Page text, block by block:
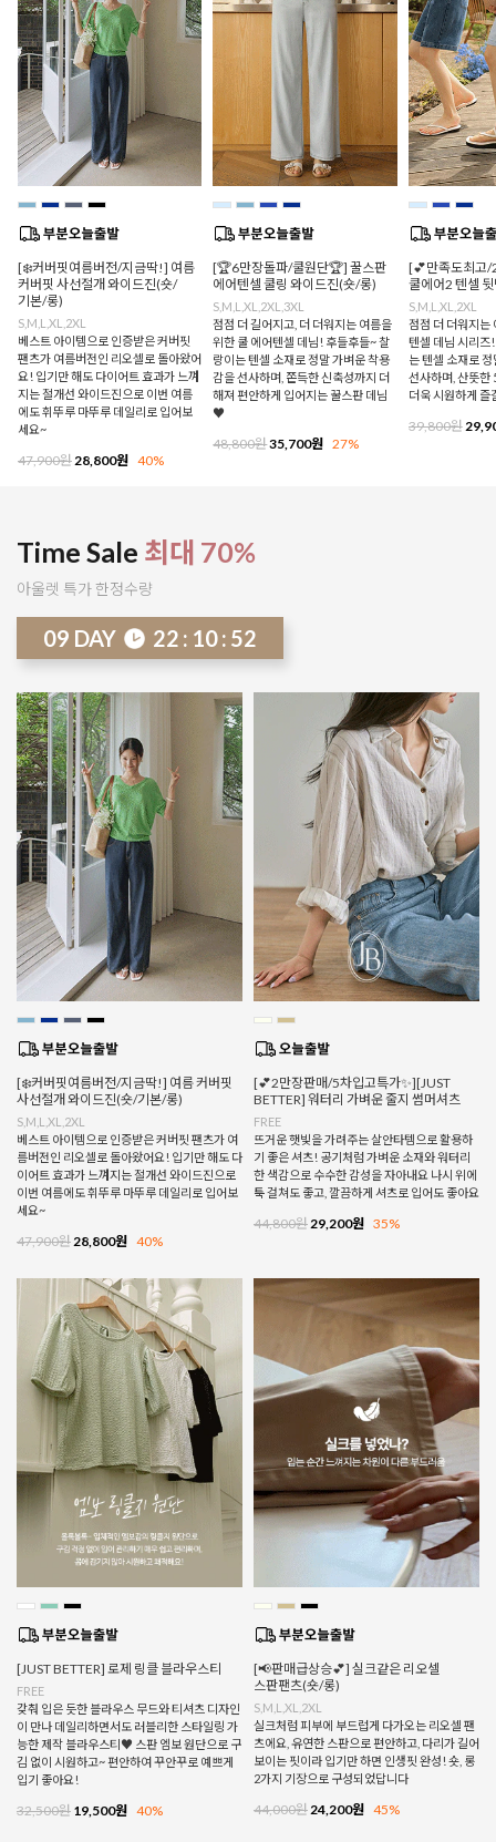
[❄️커버핏여름버전/지금딱!] 여름
커버핏 사선절개 와이드진(숏/
기본/롱)
S,M,L,XL,2XL
베스트 아이템으로 인증받은 커버핏
팬츠가 여름버전인 리오셀로 돌아왔어
요! 입기만 해도 다이어트 효과가 느껴
지는 절개선 와이드진으로 이번 여름
에도 휘뚜루 마뚜루 데일리로 입어보
세요~
47,900원 28,800원 40%
[🏆6만장돌파/쿨원단🏆] 꿀스판
에어텐셀 쿨링 와이드진(숏/롱)
S,M,L,XL,2XL,3XL
점점 더 길어지고, 더 더워지는 여름을
위한 쿨 에어텐셀 데님! 후들후들~ 찰
랑이는 텐셀 소재로 정말 가벼운 착용
감을 선사하며, 쫀득한 신축성까지 더
해져 편안하게 입어지는 꿀스판 데님
♥
48,800원35,700원 27%
[💕만족도최고/
쿨에어2 텐셀
S,M,L,XL,2XL
점점 더 더워지는
텐셀 데님 시리즈
는 텐셀 소재로
선사하며, 산뜻한
더욱 시원하게
39,800원
Time Sale 최대 70%
아울렛 특가 한정수량
09 DAY 22 : 10: 46
[❄️커버핏여름버전/지금딱!] 여름 커버핏
사선절개 와이드진(숏/기본/롱)
S,M,L,XL,2XL
베스트 아이템으로 인증받은 커버핏 팬츠가 여
름버전인 리오셀로 돌아왔어요! 입기만 해도 다
이어트 효과가 느껴지는 절개선 와이드진으로
이번 여름에도 휘뚜루 마뚜루 데일리로 입어보
세요~
47,900원 28,800원 40%
[💕2만장판매/5차입고특가✨][JUST
BETTER] 워터리 가벼운 줄지 썸머셔츠
FREE
뜨거운 햇빛을 가려주는 살안타템으로 활용하
기 좋은 셔츠! 공기처럼 가벼운 소재와 워터리
한 색감으로 수수한 감성을 자아내요 나시 위에
툭 걸쳐도 좋고, 깔끔하게 셔츠로 입어도 좋아요
44,800원 29,200원 35%
[JUST BETTER] 로제 링클 블라우스티
FREE
갖춰 입은 듯한 블라우스 무드와 티셔츠 디자인
이 만나 데일리하면서도 러블리한 스타일링 가
능한 제작 블라우스티♥ 스판 엠보 원단으로 구
김 없이 시원하고~ 편안하여 꾸안꾸로 예쁘게
입기 좋아요!
32,500원 19,500원 40%
[📢판매급상승💕] 실크같은 리오셀
스판팬츠(숏/롱)
S,M,L,XL,2XL
실크처럼 피부에 부드럽게 다가오는 리오셀 팬
츠에요, 유연한 스판으로 편안하고, 다리가 길어
보이는 핏이라 입기만 하면 인생핏 완성! 숏, 롱
2가지 기장으로 구성되었답니다
44,000원 24,200원 45%